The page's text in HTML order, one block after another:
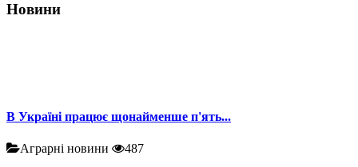
Новини
В Україні працює щонайменше п'ять...
Аграрні новини 487